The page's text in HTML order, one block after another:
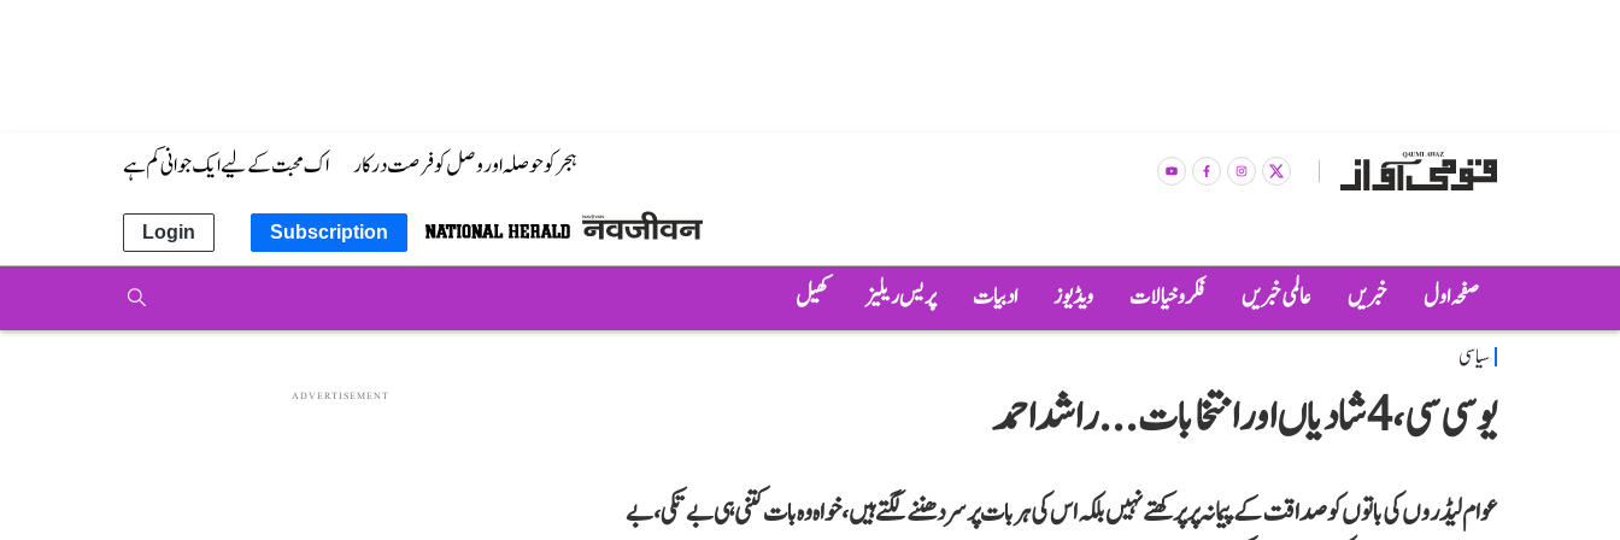
ہجر کو حوصلہ اور وصل کو فرصت درکار اک محبت کے لیے ایک جوانی کم ہے
Subscription
Login
صفحہ اول خبریں عالمی خبریں فکر و خیالات ویڈیوز ادبیات پریس ریلیز کھیل
سیاسی
یو سی سی، 4 شادیاں اور انتخابات... راشد احمد
عوام لیڈروں کی باتوں کو صداقت کے پیمانہ پر پرکھتے نہیں بلکہ اس کی ہر بات پر سر دھننے لگتے ہیں، خواہ وہ بات کتنی ہی بے تکی، بے
ADVERTISEMENT